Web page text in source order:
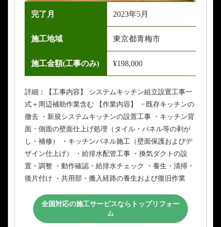
完了月 2023年5月
施工地域 東京都青梅市
施工金額(工事のみ) ¥198,000
詳細：【工事内容】 システムキッチン組立設置工事一
式＋周辺補助作業含む 【作業内容】 ・既存キッチンの
撤去 ・新規システムキッチンの設置工事 ・キッチン背
面・側面の壁面仕上げ処理（タイル・パネル等の剥が
し・補修） ・キッチンパネル施工（壁面保護およびデ
ザイン仕上げ） ・給排水配管工事 ・換気ダクトの設
置・調整 ・動作確認・給排水チェック ・養生・清掃・
後片付け ・共用部・搬入経路の養生および復旧作業
全国対応の施工サービスならトップリフォー
ム